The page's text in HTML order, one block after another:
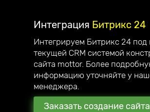
Интеграция Битрикс 24
Интегрируем Битрикс 24 под
текущей CRM системой
сайта mottor. Более
информацию уточняйте у
менеджера.
Заказать создание сайта